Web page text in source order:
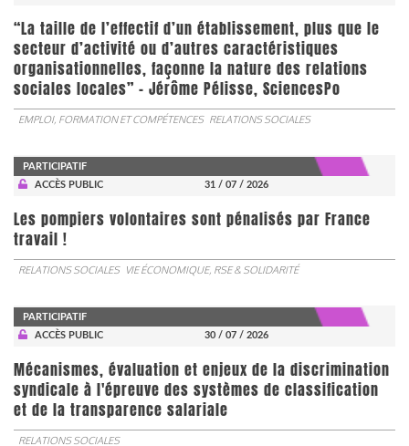
“La taille de l’effectif d’un établissement, plus que le
secteur d’activité ou d’autres caractéristiques
organisationnelles, façonne la nature des relations
sociales locales” - Jérôme Pélisse, SciencesPo
EMPLOI, FORMATION ET COMPÉTENCES RELATIONS SOCIALES
PARTICIPATIF
ACCÈS PUBLIC
31 / 07 / 2026
Les pompiers volontaires sont pénalisés par France
travail !
RELATIONS SOCIALES VIE ÉCONOMIQUE, RSE & SOLIDARITÉ
PARTICIPATIF
ACCÈS PUBLIC
30 / 07 / 2026
Mécanismes, évaluation et enjeux de la discrimination
syndicale à l'épreuve des systèmes de classification
et de la transparence salariale
RELATIONS SOCIALES